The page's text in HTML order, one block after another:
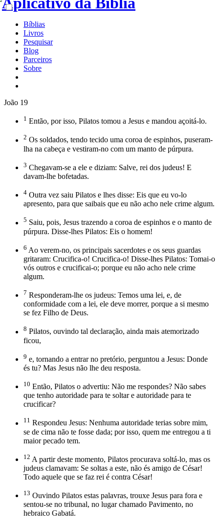
Bíblias
Livros
Pesquisar
Blog
Parceiros
Sobre
João 19
1 Então, por isso, Pilatos tomou a Jesus e mandou açoitá-lo.
2 Os soldados, tendo tecido uma coroa de espinhos, puseram-
lha na cabeça e vestiram-no com um manto de púrpura.
3 Chegavam-se a ele e diziam: Salve, rei dos judeus! E
davam-lhe bofetadas.
4 Outra vez saiu Pilatos e lhes disse: Eis que eu vo-lo
apresento, para que saibais que eu não acho nele crime algum.
5 Saiu, pois, Jesus trazendo a coroa de espinhos e o manto de
púrpura. Disse-lhes Pilatos: Eis o homem!
6 Ao verem-no, os principais sacerdotes e os seus guardas
gritaram: Crucifica-o! Crucifica-o! Disse-lhes Pilatos: Tomai-o
vós outros e crucificai-o; porque eu não acho nele crime
algum.
7 Responderam-lhe os judeus: Temos uma lei, e, de
conformidade com a lei, ele deve morrer, porque a si mesmo
se fez Filho de Deus.
8 Pilatos, ouvindo tal declaração, ainda mais atemorizado
ficou,
9 e, tornando a entrar no pretório, perguntou a Jesus: Donde
és tu? Mas Jesus não lhe deu resposta.
10 Então, Pilatos o advertiu: Não me respondes? Não sabes
que tenho autoridade para te soltar e autoridade para te
crucificar?
11 Respondeu Jesus: Nenhuma autoridade terias sobre mim,
se de cima não te fosse dada; por isso, quem me entregou a ti
maior pecado tem.
12 A partir deste momento, Pilatos procurava soltá-lo, mas os
judeus clamavam: Se soltas a este, não és amigo de César!
Todo aquele que se faz rei é contra César!
13 Ouvindo Pilatos estas palavras, trouxe Jesus para fora e
sentou-se no tribunal, no lugar chamado Pavimento, no
hebraico Gabatá.